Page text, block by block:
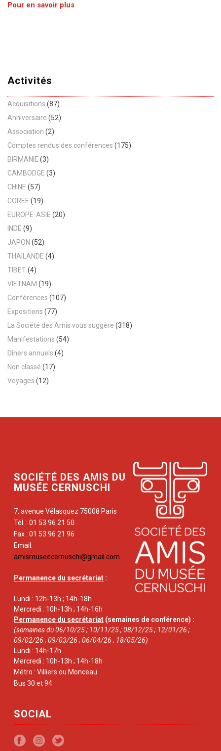
Pour en savoir plus
Activités
Acquisitions (87)
Anniversaire (52)
Association (2)
Comptes rendus des conférences (175)
BIRMANIE (3)
CAMBODGE (3)
CHINE (57)
COREE (19)
EUROPE-ASIE (20)
INDE (9)
JAPON (52)
THAILANDE (4)
TIBET(4)
VIETNAM (19)
Conférences (107)
Expositions (77)
La Société des Amis vous suggère (318)
Manifestations (54)
Dîners annuels (4)
Non classé (17)
Voyages (12)
SOCIÉTÉ DES AMIS DU
MUSÉE CERNUSCHI
7, avenue Vélasquez 75008 Paris
Tél. : 01 53 96 21 50
Fax : 01 53 96 21 96
Email:
amismuseecernuschi@gmail.com
Permanence du secrétariat :
Lundi : 12h-13h ; 14h-18h
Mercredi : 10h-13h ; 14h-16h
Permanence du secrétariat (semaines de conférence) :
(semaines du 06/10/25 ; 10/11/25 ; 08/12/25 ; 12/01/26 ;
09/02/26 ; 09/03/26 ; 06/04/26 ; 18/05/26)
Lundi : 14h-17h
Mercredi : 10h-13h ; 14h-18h
Métro : Villiers ou Monceau
Bus 30 et 94
SOCIAL